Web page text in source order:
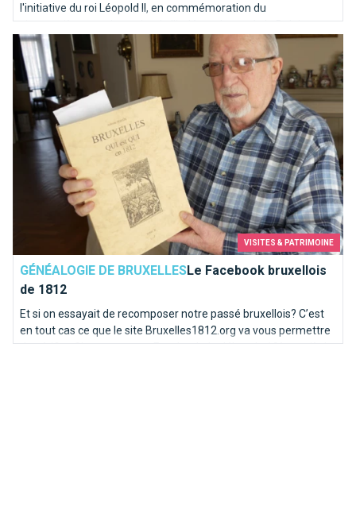
l'initiative du roi Léopold II, en commémoration du
cinquantième anniversaire de l'indépendance de la Belgique en
1905.
VISITES & PATRIMOINE
GÉNÉALOGIE DE BRUXELLESLe Facebook bruxellois
de 1812
Et si on essayait de recomposer notre passé bruxellois? C’est
en tout cas ce que le site Bruxelles1812.org va vous permettre
de vérifier. C’est un peu un Facebook du début du 19ème siècle
Le Facebook bruxellois de 1812